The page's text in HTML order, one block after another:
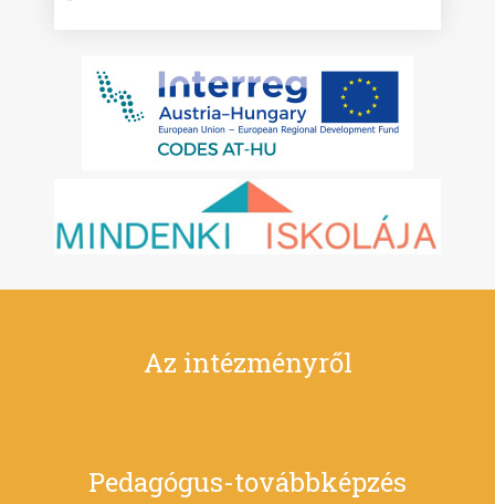
Az intézményről
Pedagógus-továbbképzés